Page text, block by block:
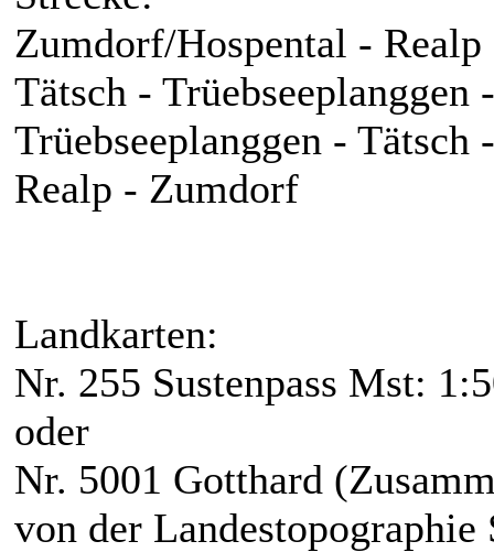
Zumdorf/Hospental -
Tätsch -
Trüebseeplanggen -
Realp - Zumdorf
Landkarten:
Nr. 255 Sustenpass Mst:
oder
Nr. 5001 Gotthard
von der Landestopographie